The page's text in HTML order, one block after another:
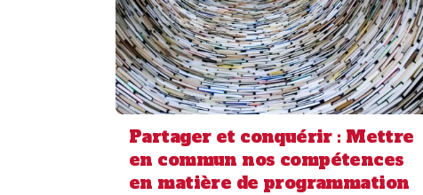
Partager et conquérir : Mettre
en commun nos compétences
en matière de programmation